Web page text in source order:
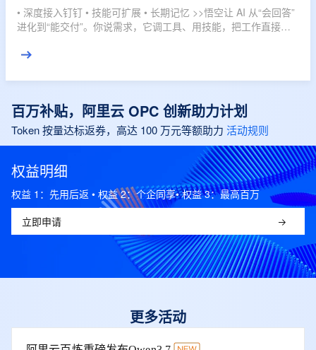
• 深度接入钉钉 • 技能可扩展 • 长期记忆 >>悟空让 AI 从“会回答”
进化到“能交付”。你说需求，它调工具、用技能，把工作直接推
百万补贴，阿里云 OPC 创新助力计划
Token 按量达标返券，高达 100 万元等额助力 活动规则
权益明细
权益 1：先用后返 • 权益 2：个企同享• 权益 3：最高百万
立即申请
更多活动